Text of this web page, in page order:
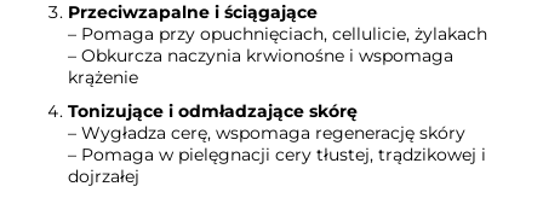
Przeciwzapalne i ściągające
– Pomaga przy opuchnięciach, cellulicie, żylakach
– Obkurcza naczynia krwionośne i wspomaga
krążenie
Tonizujące i odmładzające skórę
– Wygładza cerę, wspomaga regenerację skóry
– Pomaga w pielęgnacji cery tłustej, trądzikowej i
dojrzałej